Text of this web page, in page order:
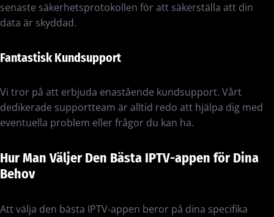
senaste säkerhetsprotokollen för att säkerställa att din
data är skyddad.
Fantastisk Kundsupport
Vi tror på att erbjuda enastående kundsupport. Vårt
dedikerade supportteam är alltid redo att hjälpa dig med
eventuella problem eller frågor du kan ha.
Hur Man Väljer Den Bästa IPTV-appen för Dina
Behov
Att välja den bästa IPTV-appen beror på dina specifika